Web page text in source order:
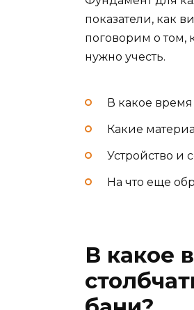
показатели, как
поговорим о том,
нужно учесть.
В какое
Какие
Устройство и
На что еще
В какое